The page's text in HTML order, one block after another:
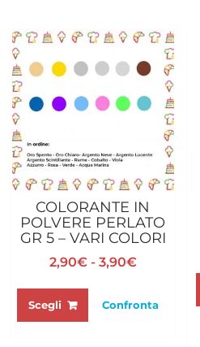
COLORANTE IN
POLVERE PERLATO
GR 5 – VARI COLORI
2,90€ - 3,90€Fascia
Scegli
prodotto
Confronta